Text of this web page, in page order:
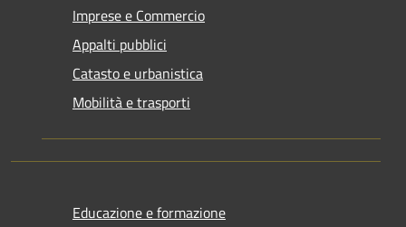
Imprese e Commercio
Appalti pubblici
Catasto e urbanistica
Mobilità e trasporti
Educazione e formazione